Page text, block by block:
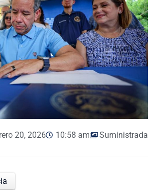
20, 2026 10:58 am Suministrada